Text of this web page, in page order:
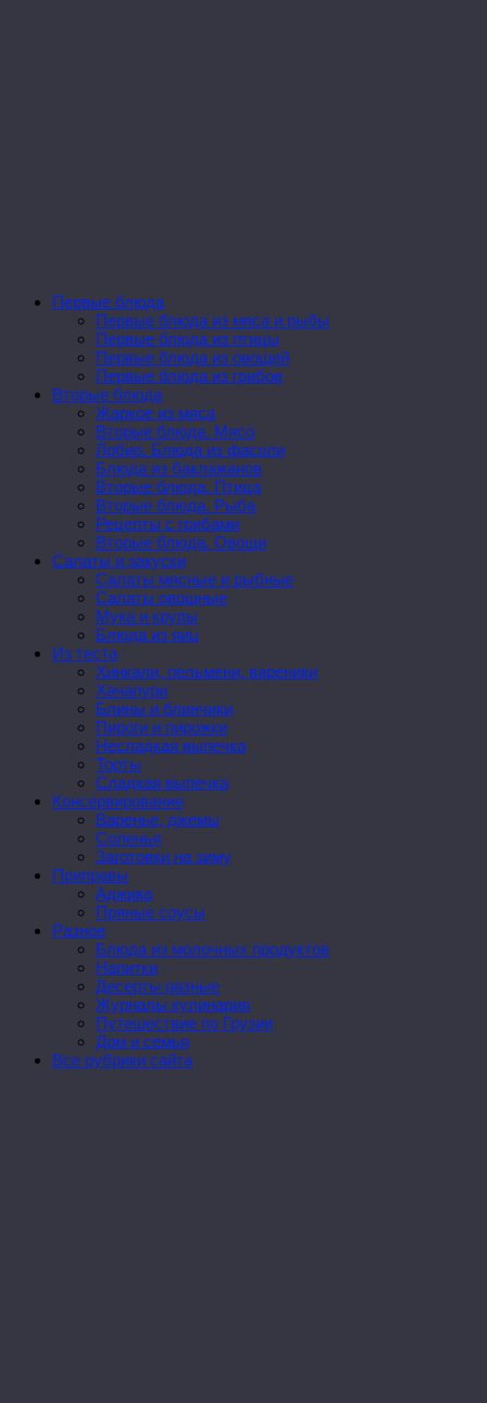
Первые блюда
Первые блюда из мяса и рыбы
Первые блюда из птицы
Первые блюда из овощей
Первые блюда из грибов
Вторые блюда
Жаркое из мяса
Вторые блюда. Мясо
Лобио. Блюда из фасоли
Блюда из баклажанов
Вторые блюда. Птица
Вторые блюда. Рыба
Рецепты с грибами
Вторые блюда. Овощи
Салаты и закуски
Салаты мясные и рыбные
Салаты овощные
Мука и крупы
Блюда из яиц
Из теста
Хинкали, пельмени, вареники
Хачапури
Блины и блинчики
Пироги и пирожки
Несладкая выпечка
Торты
Сладкая выпечка
Консервирование
Варенье, джемы
Соленья
Заготовки на зиму
Приправы
Аджика
Пряные соусы
Разное
Блюда из молочных продуктов
Напитки
Десерты разные
Журналы кулинария
Путешествие по Грузии
Дом и семья
Все рубрики сайта